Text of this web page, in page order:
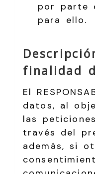
por parte
para ello.
finalidad
El
datos, al
las
través del
además, si